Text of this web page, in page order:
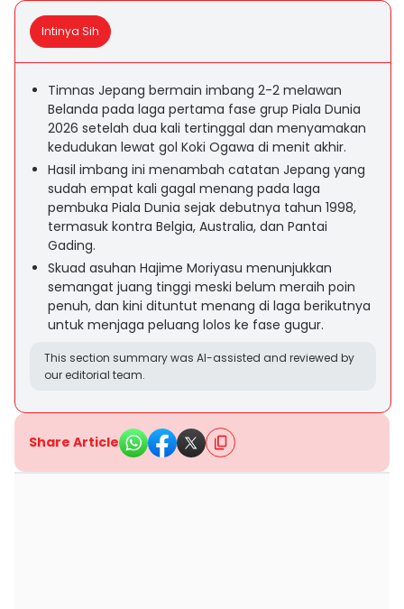
Intinya Sih
Timnas Jepang bermain imbang 2-2 melawan
Belanda pada laga pertama fase grup Piala Dunia
2026 setelah dua kali tertinggal dan menyamakan
kedudukan lewat gol Koki Ogawa di menit akhir.
Hasil imbang ini menambah catatan Jepang yang
sudah empat kali gagal menang pada laga
pembuka Piala Dunia sejak debutnya tahun 1998,
termasuk kontra Belgia, Australia, dan Pantai
Gading.
Skuad asuhan Hajime Moriyasu menunjukkan
semangat juang tinggi meski belum meraih poin
penuh, dan kini dituntut menang di laga berikutnya
untuk menjaga peluang lolos ke fase gugur.
This section summary was AI-assisted and reviewed by
our editorial team.
Share Article